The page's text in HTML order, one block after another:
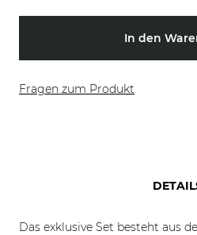
In den
Fragen zum Produkt
Das exklusive Set besteht aus